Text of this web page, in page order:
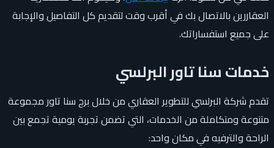
العقاررين بالاتصال بك في أقرب وقت لتقديم كل التفاصيل والإجابة
على جميع استفساراتك.
خدمات سنا تاور البرلسي
تقدم شركة البرلسي للتطوير العقاري من خلال برج سنا تاور مجموعة
متنوعة ومتكاملة من الخدمات، التي تضمن تجربة يومية تجمع بين
الراحة والترفيه في مكان واحد: